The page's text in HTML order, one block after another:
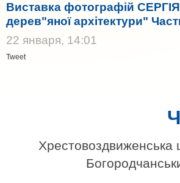
Виставка фотографій
дерев"яної архітектури"
22 января, 14:01
Tweet
Хрестовоздвиженська